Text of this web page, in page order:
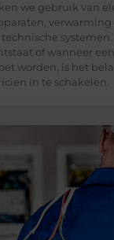
we gebruik van
verwarming
of wanneer
worden, is het
in te schakelen.